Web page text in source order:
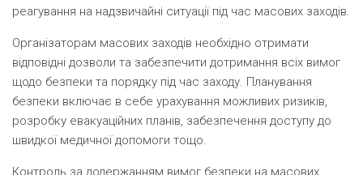
реагування на надзвичайні ситуації під час масових заходів.
Організаторам масових заходів необхідно отримати
відповідні дозволи та забезпечити дотримання всіх вимог
щодо безпеки та порядку під час заходу. Планування
безпеки включає в себе урахування можливих ризиків,
розробку евакуаційних планів, забезпечення доступу до
швидкої медичної допомоги тощо.
Контроль за додержанням вимог безпеки на масових